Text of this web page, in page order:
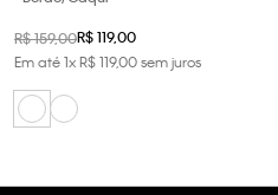
R$159,00R$119,00
Em até1xR$119,00sem juros